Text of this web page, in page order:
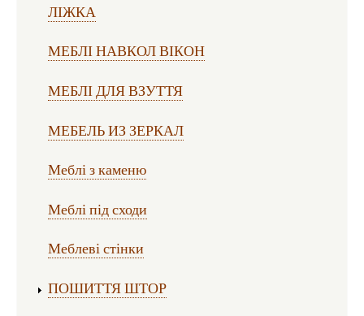
ЛІЖКА
МЕБЛІ НАВКОЛ ВІКОН
МЕБЛІ ДЛЯ ВЗУТТЯ
МЕБЕЛЬ ИЗ ЗЕРКАЛ
Меблі з каменю
Меблі під сходи
Меблеві стінки
ПОШИТТЯ ШТОР